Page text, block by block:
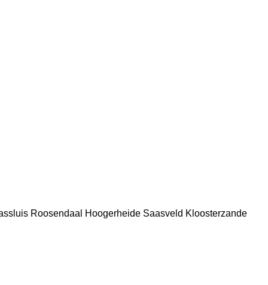
Roosendaal Hoogerheide Saasveld Kloosterzande